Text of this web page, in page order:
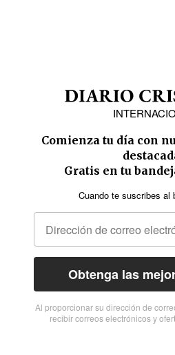
Comienza tu día con
Gratis en tu
Cuando te suscribes al
Obtenga las
Al proporcionar su dirección de
recibir correos electrónicos y